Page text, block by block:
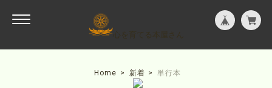
心を育てる本屋さん
Home 新着 単行本